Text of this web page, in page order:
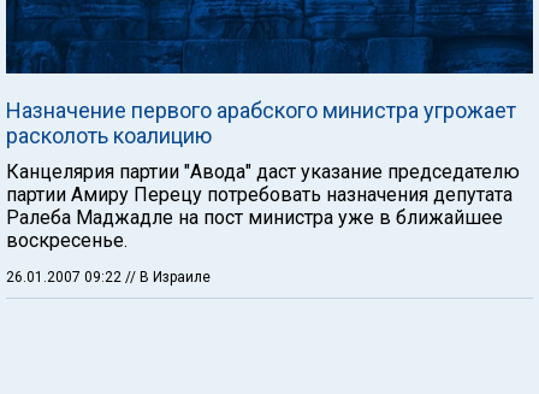
Назначение первого арабского министра угрожает
расколоть коалицию
Канцелярия партии "Авода" даст указание председателю
партии Амиру Перецу потребовать назначения депутата
Ралеба Маджадле на пост министра уже в ближайшее
воскресенье.
26.01.2007 09:22 // В Израиле